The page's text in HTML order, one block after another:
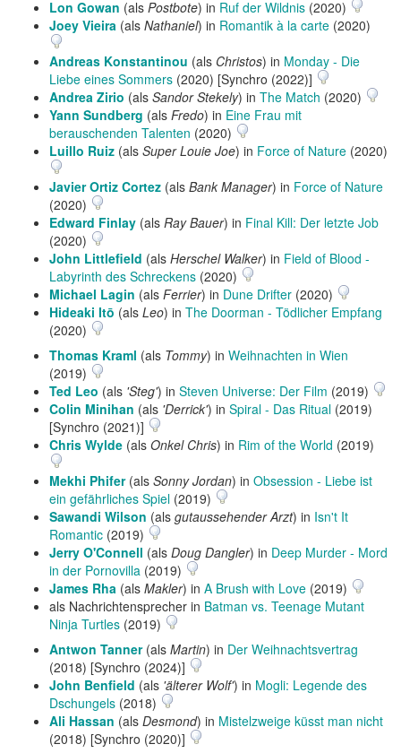
Lon Gowan (als Postbote) in Ruf der Wildnis (2020)
Joey Vieira (als Nathaniel) in Romantik à la carte (2020)
Andreas Konstantinou (als Christos) in Monday - Die
Liebe eines Sommers (2020) [Synchro (2022)]
Andrea Zirio (als Sandor Stekely) in The Match (2020)
Yann Sundberg (als Fredo) in Eine Frau mit
berauschenden Talenten (2020)
Luillo Ruiz (als Super Louie Joe) in Force of Nature (2020)
Javier Ortiz Cortez (als Bank Manager) in Force of Nature
(2020)
Edward Finlay (als Ray Bauer) in Final Kill: Der letzte Job
(2020)
John Littlefield (als Herschel Walker) in Field of Blood -
Labyrinth des Schreckens (2020)
Michael Lagin (als Ferrier) in Dune Drifter (2020)
Hideaki Itō (als Leo) in The Doorman - Tödlicher Empfang
(2020)
Thomas Kraml (als Tommy) in Weihnachten in Wien
(2019)
Ted Leo (als 'Steg') in Steven Universe: Der Film (2019)
Colin Minihan (als 'Derrick') in Spiral - Das Ritual (2019)
[Synchro (2021)]
Chris Wylde (als Onkel Chris) in Rim of the World (2019)
Mekhi Phifer(als Sonny Jordan) in Obsession - Liebe ist
ein gefährliches Spiel (2019)
Sawandi Wilson (als gutaussehender Arzt) in Isn't It
Romantic (2019)
Jerry O'Connell (als Doug Dangler) in Deep Murder - Mord
in der Pornovilla (2019)
James Rha (als Makler) in A Brush with Love (2019)
als Nachrichtensprecher in Batman vs. Teenage Mutant
Ninja Turtles (2019)
Antwon Tanner(als Martin) in Der Weihnachtsvertrag
(2018) [Synchro (2024)]
John Benfield (als 'älterer Wolf') in Mogli: Legende des
Dschungels (2018)
Ali Hassan (als Desmond) in Mistelzweige küsst man nicht
(2018) [Synchro (2020)]